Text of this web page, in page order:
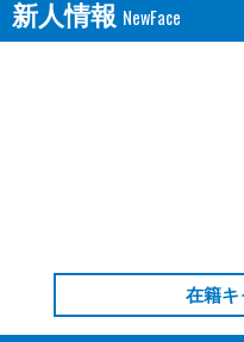
新人情報
在籍キ